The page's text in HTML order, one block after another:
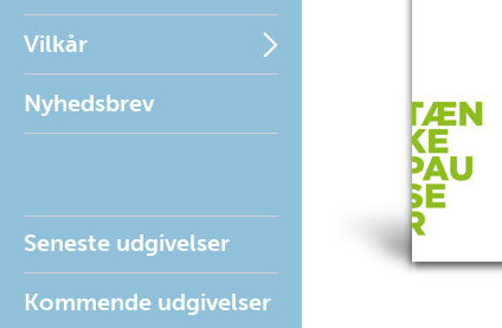
Vilkår
Nyhedsbrev
Seneste udgivelser
Kommende udgivelser